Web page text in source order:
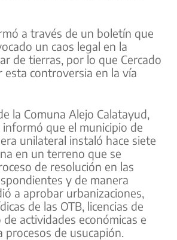
a través de un boletín que
un caos legal en la
de tierras, por lo que Cercado
esta controversia en la vía
la Comuna Alejo Calatayud,
informó que el municipio de
unilateral instaló hace siete
en un terreno que se
de resolución en las
y de manera
a aprobar urbanizaciones,
de las OTB, licencias de
actividades económicas e
procesos de usucapión.